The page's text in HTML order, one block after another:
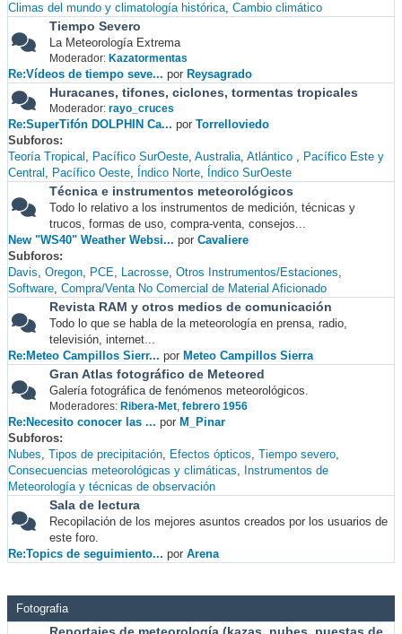
Climas del mundo y climatología histórica Cambio climático
Tiempo Severo
La Meteorología Extrema
Moderador: Kazatormentas
Re:Vídeos de tiempo seve... por Reysagrado
Huracanes, tifones, ciclones, tormentas tropicales
Moderador: rayo_cruces
Re:SuperTifón DOLPHIN Ca... por Torrelloviedo
Subforos
Teoría Tropical
Pacífico SurOeste Australia Atlántico
Pacífico Este y
Central
Pacífico Oeste Índico Norte Índico SurOeste
Técnica e instrumentos meteorológicos
Todo lo relativo a los instrumentos de medición, técnicas y
trucos, formas de uso, compra-venta, consejos...
New "WS40" Weather Websi... por Cavaliere
Subforos
Davis Oregon PCE Lacrosse Otros Instrumentos/Estaciones
Software Compra/Venta No Comercial de Material Aficionado
Revista RAM y otros medios de comunicación
Todo lo que se habla de la meteorología en prensa, radio,
televisión, internet...
Re:Meteo Campillos Sierr... por Meteo Campillos Sierra
Gran Atlas fotográfico de Meteored
Galería fotográfica de fenómenos meteorológicos.
Moderadores: Ribera-Met, febrero 1956
Re:Necesito conocer las ... por M_Pinar
Subforos
Nubes Tipos de precipitación Efectos ópticos Tiempo severo
Consecuencias meteorológicas y climáticas
Instrumentos de
Meteorología y técnicas de observación
Sala de lectura
Recopilación de los mejores asuntos creados por los usuarios de
este foro.
Re:Topics de seguimiento... por Arena
Fotografia